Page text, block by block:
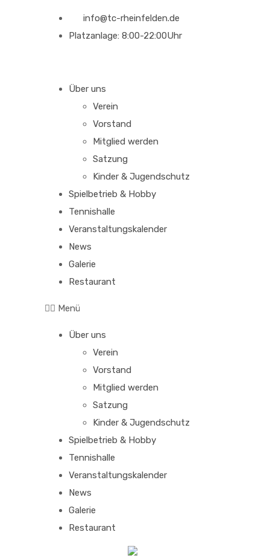
info@tc-rheinfelden.de
Platzanlage: 8:00-22:00Uhr
Über uns
Verein
Vorstand
Mitglied werden
Satzung
Kinder & Jugendschutz
Spielbetrieb & Hobby
Tennishalle
Veranstaltungskalender
News
Galerie
Restaurant
Menü
Über uns
Verein
Vorstand
Mitglied werden
Satzung
Kinder & Jugendschutz
Spielbetrieb & Hobby
Tennishalle
Veranstaltungskalender
News
Galerie
Restaurant